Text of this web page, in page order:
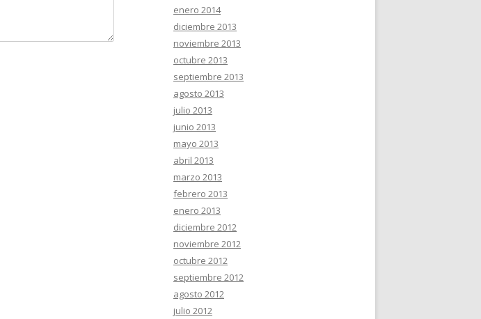
enero 2014
diciembre 2013
noviembre 2013
octubre 2013
septiembre 2013
agosto 2013
julio 2013
junio 2013
mayo 2013
abril 2013
marzo 2013
febrero 2013
enero 2013
diciembre 2012
noviembre 2012
octubre 2012
septiembre 2012
agosto 2012
julio 2012